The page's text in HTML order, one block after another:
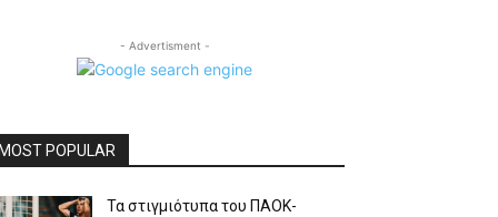
- Advertisment -
POPULAR
Τα στιγμιότυπα του ΠΑΟΚ-